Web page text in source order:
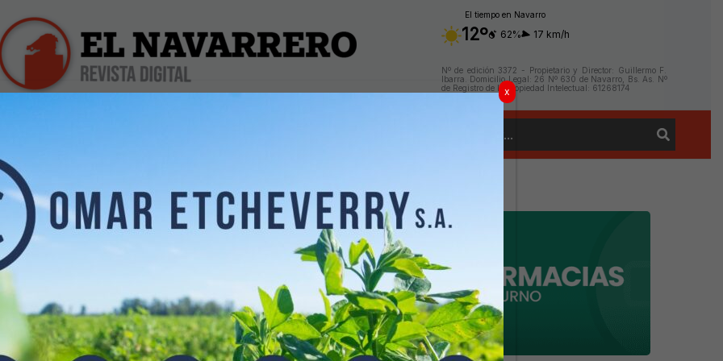
El tiempo en Navarro
12º 62% 17 km/h
Nº de edición 3372 - Propietario y Director: Guillermo F.
Ibarra. Domicilio Legal: 26 Nº 630 de Navarro, Bs. As. Nº
de Registro de la Propiedad Intelectual: 61268174
x